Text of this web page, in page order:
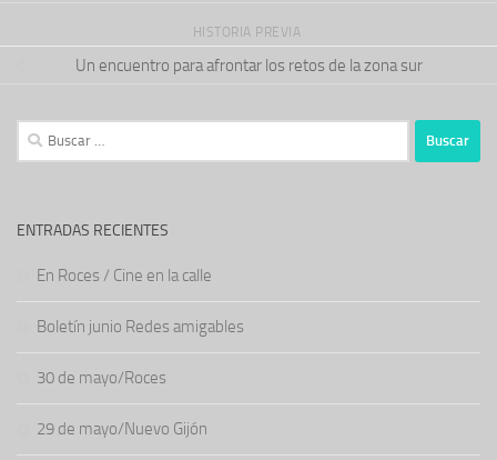
HISTORIA PREVIA
Un encuentro para afrontar los retos de la zona sur
Buscar:
ENTRADAS RECIENTES
En Roces / Cine en la calle
Boletín junio Redes amigables
30 de mayo/Roces
29 de mayo/Nuevo Gijón